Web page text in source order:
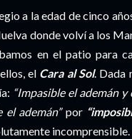
a la edad de cinco
donde volví a los
en el patio para
el Cara al Sol. Dada
“Impasible el ademán
el ademán”por
incomprensible.